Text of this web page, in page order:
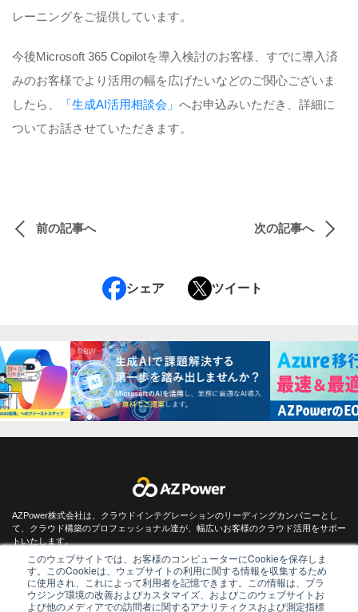
このウェブサイトでは、お客様のコンピューターにCookieを保存しま
す。このCookieは、ウェブサイトの利用に関する情報を収集するため
に使用され、これによって利用者を記憶できます。この情報は、ブラ
ウジング環境の改善およびカスタマイズ、およびこのウェブサイトお
よび他のメディアでの訪問者に関するアナリティクスおよび測定指標
レーニングをご提供しています。
今後Microsoft 365 Copilotを導入検討のお客様、すでに導入済
みのお客様でより活用の幅を広げたいなどのご関心ございま
したら、
「生成AI活用相談会」 へお申込みいただき、詳細に
ついてお話させていただきます。
前の記事へ 次の記事へ
シェア ツイート
new
AZPower株式会社は、クラウドインテグレーションのリーディングカンパニーとし
て、クラウド構築のプロフェッショナル達が、幅広いお客様のクラウド活用をサポー
トいたします。